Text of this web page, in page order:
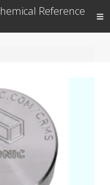
Reference